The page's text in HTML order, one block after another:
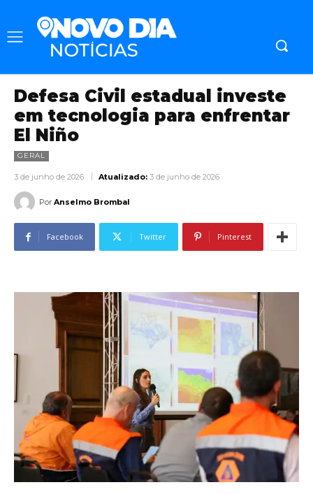
Defesa Civil estadual investe
em tecnologia para enfrentar
El Niño
GERAL
3 de junho de 2026 Atualizado: 3 de junho de 2026
Por Anselmo Brombal
Facebook Twitter Pinterest